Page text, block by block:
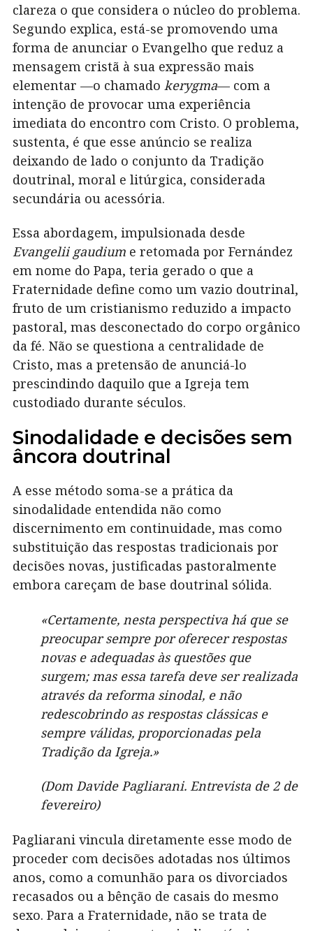
clareza o que considera o núcleo do problema.
Segundo explica, está-se promovendo uma
forma de anunciar o Evangelho que reduz a
mensagem cristã à sua expressão mais
elementar —o chamado kerygma— com a
intenção de provocar uma experiência
imediata do encontro com Cristo. O problema,
sustenta, é que esse anúncio se realiza
deixando de lado o conjunto da Tradição
doutrinal, moral e litúrgica, considerada
secundária ou acessória.
Essa abordagem, impulsionada desde
Evangelii gaudium e retomada por Fernández
em nome do Papa, teria gerado o que a
Fraternidade define como um vazio doutrinal,
fruto de um cristianismo reduzido a impacto
pastoral, mas desconectado do corpo orgânico
da fé. Não se questiona a centralidade de
Cristo, mas a pretensão de anunciá-lo
prescindindo daquilo que a Igreja tem
custodiado durante séculos.
Sinodalidade e decisões sem
âncora doutrinal
A esse método soma-se a prática da
sinodalidade entendida não como
discernimento em continuidade, mas como
substituição das respostas tradicionais por
decisões novas, justificadas pastoralmente
embora careçam de base doutrinal sólida.
«Certamente, nesta perspectiva há que se
preocupar sempre por oferecer respostas
novas e adequadas às questões que
surgem; mas essa tarefa deve ser realizada
através da reforma sinodal, e não
redescobrindo as respostas clássicas e
sempre válidas, proporcionadas pela
Tradição da Igreja.»
(Dom Davide Pagliarani. Entrevista de 2 de
fevereiro)
Pagliarani vincula diretamente esse modo de
proceder com decisões adotadas nos últimos
anos, como a comunhão para os divorciados
recasados ou a bênção de casais do mesmo
sexo. Para a Fraternidade, não se trata de